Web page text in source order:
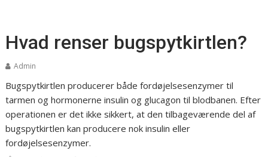
Hvad renser bugspytkirtlen?
Admin
Bugspytkirtlen producerer både fordøjelsesenzymer til
tarmen og hormonerne insulin og glucagon til blodbanen. Efter
operationen er det ikke sikkert, at den tilbageværende del af
bugspytkirtlen kan producere nok insulin eller
fordøjelsesenzymer.